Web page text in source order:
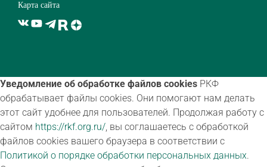
Карта сайта
Уведомление об обработке файлов cookies РКФ
обрабатывает файлы cookies. Они помогают нам делать
этот сайт удобнее для пользователей. Продолжая работу с
сайтом https://rkf.org.ru/, вы соглашаетесь с обработкой
файлов cookies вашего браузера в соответствии с
Политикой о порядке обработки персональных данных.